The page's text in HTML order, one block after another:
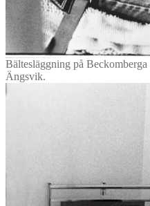
Bältesläggning på
Ängsvik.